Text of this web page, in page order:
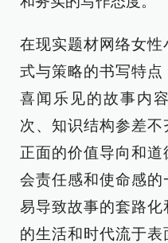
在现实题材网络女
式与策略的书写特点
喜闻乐见的故事内
次、知识结构参差
正面的价值导向和
会责任感和使命感
易导致故事的套路
的生活和时代流于